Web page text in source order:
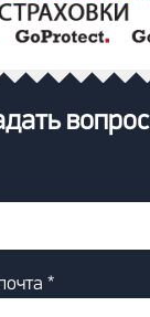
вопрос
*